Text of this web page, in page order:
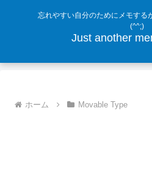
忘れやすい自分のためにメモする
(^^;)
Just another
ホーム Movable Type